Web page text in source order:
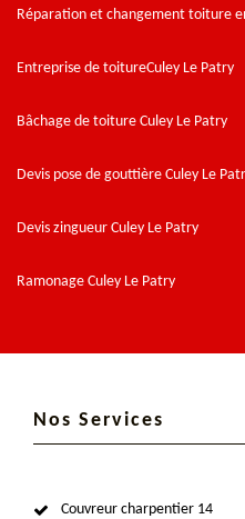
Réparation et changement toiture
Entreprise de toitureCuley Le Patry
Bâchage de toiture Culey Le Patry
Devis pose de gouttière Culey Le
Devis zingueur Culey Le Patry
Ramonage Culey Le Patry
Nos Services
Couvreur charpentier 14